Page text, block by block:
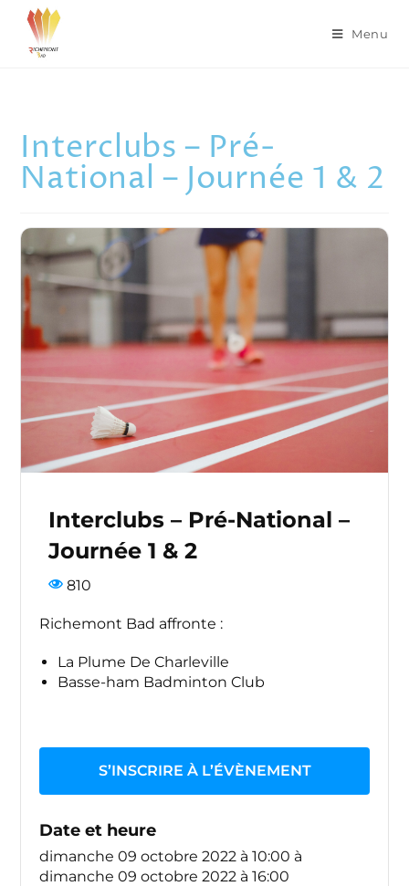
Menu
Interclubs – Pré-
National – Journée 1 & 2
Interclubs – Pré-National –
Journée 1 & 2
810
Richemont Bad affronte :
La Plume De Charleville
Basse-ham Badminton Club
S’INSCRIRE À L’ÉVÈNEMENT
Date et heure
dimanche 09 octobre 2022 à 10:00 à
dimanche 09 octobre 2022 à 16:00